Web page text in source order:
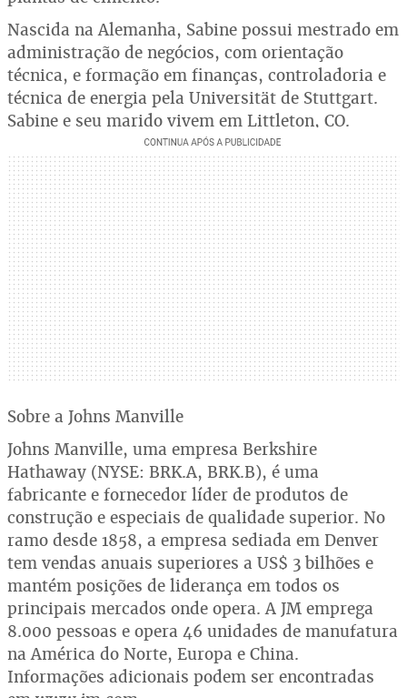
Nascida na Alemanha, Sabine possui mestrado em
administração de negócios, com orientação
técnica, e formação em finanças, controladoria e
técnica de energia pela Universität de Stuttgart.
Sabine e seu marido vivem em Littleton, CO.
Sobre a Johns Manville
Johns Manville, uma empresa Berkshire
Hathaway (NYSE: BRK.A, BRK.B), é uma
fabricante e fornecedor líder de produtos de
construção e especiais de qualidade superior. No
ramo desde 1858, a empresa sediada em Denver
tem vendas anuais superiores a US$ 3 bilhões e
mantém posições de liderança em todos os
principais mercados onde opera. A JM emprega
8.000 pessoas e opera 46 unidades de manufatura
na América do Norte, Europa e China.
Informações adicionais podem ser encontradas